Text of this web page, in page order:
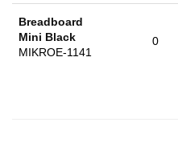
Breadboard
Mini Black
MIKROE-1141
0